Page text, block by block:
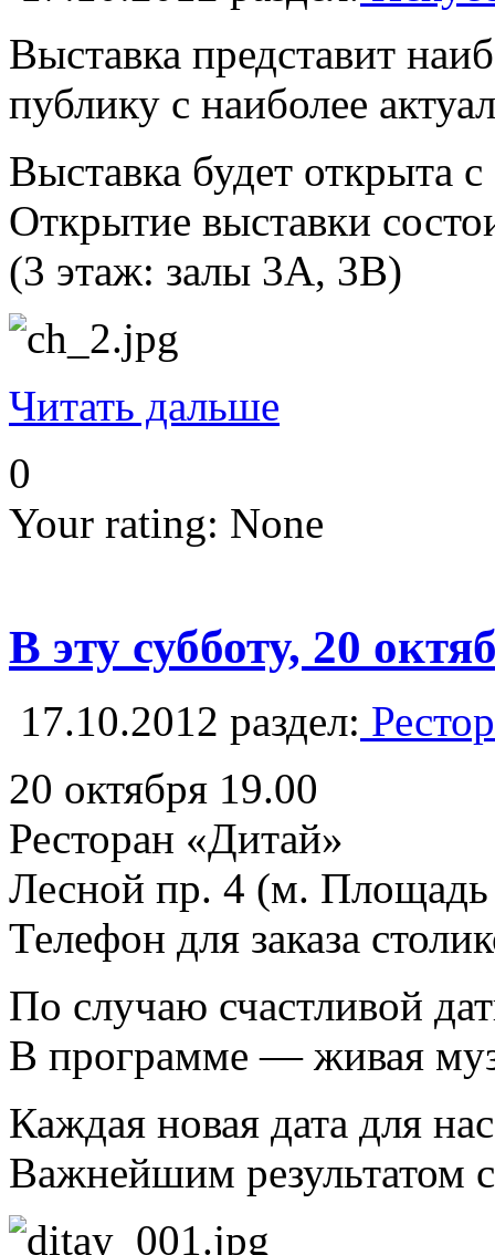
Выставка представит
публику с наиболее
Выставка будет открыта
Открытие выставки
(3 этаж: залы 3А, 3B)
Читать дальше
0
Your rating: None
В эту субботу, 20
17.10.2012 раздел:
20 октября 19.00
Ресторан «Дитай»
Лесной пр. 4 (м.
Телефон для заказа
По случаю счастливой
В программе — живая
Каждая новая дата для
Важнейшим результатом